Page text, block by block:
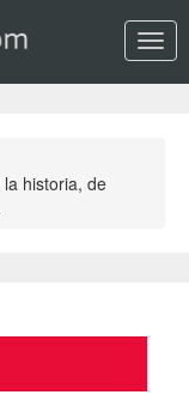
historia, de